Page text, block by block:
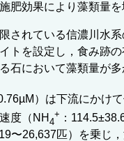
肥効果により藻類量
されている信濃川水
トを設定し，食み跡
石において藻類量が
）は下流にかけ
度（NH 4
+ ：
〜26,637匹）を乗じ